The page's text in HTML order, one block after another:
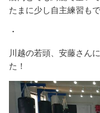
たまに少し自主練習もで
・
川越の若頭、安藤さん
た！